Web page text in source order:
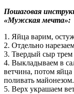
Пошаговая
«Мужская мечта»:
1. Яйца варим,
2. Отдельно
3. Твердый сыр трем
4. Выкладываем в
ветчина, потом
поливать майонезом.
5. Верх украшаем